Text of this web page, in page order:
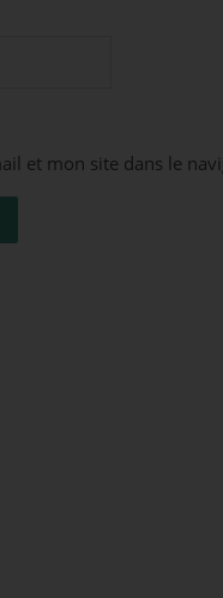
et mon site dans le